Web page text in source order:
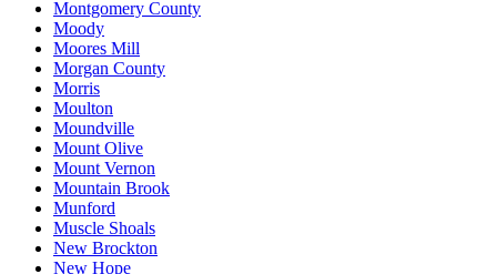
Montgomery County
Moody
Moores Mill
Morgan County
Morris
Moulton
Moundville
Mount Olive
Mount Vernon
Mountain Brook
Munford
Muscle Shoals
New Brockton
New Hope